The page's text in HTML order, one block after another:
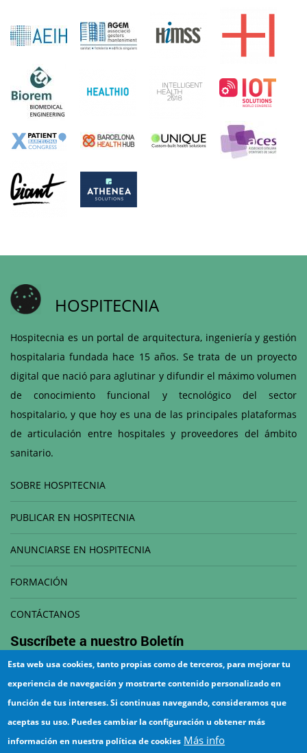
HOSPITECNIA
Hospitecnia es un portal de arquitectura, ingeniería y gestión
hospitalaria fundada hace 15 años. Se trata de un proyecto
digital que nació para aglutinar y difundir el máximo volumen
de conocimiento funcional y tecnológico del sector
hospitalario, y que hoy es una de las principales plataformas
de articulación entre hospitales y proveedores del ámbito
sanitario.
SOBRE HOSPITECNIA
PUBLICAR EN HOSPITECNIA
ANUNCIARSE EN HOSPITECNIA
FORMACIÓN
CONTÁCTANOS
Suscríbete a nuestro Boletín
¡Suscríbete!
Esta web usa cookies, tanto propias como de terceros, para mejorar tu
experiencia de navegación y mostrarte contenido personalizado en
función de tus intereses. Si continuas navegando, consideramos que
aceptas su uso. Puedes cambiar la configuración u obtener más
información en nuestra política de cookies Más info